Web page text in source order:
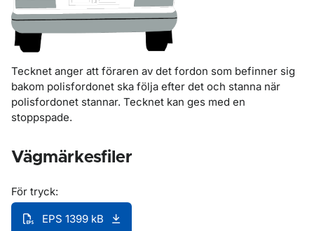
Tecknet anger att föraren av det fordon som befinner sig
bakom polisfordonet ska följa efter det och stanna när
polisfordonet stannar. Tecknet kan ges med en
stoppspade.
Vägmärkesfiler
För tryck:
EPS 1399 kB